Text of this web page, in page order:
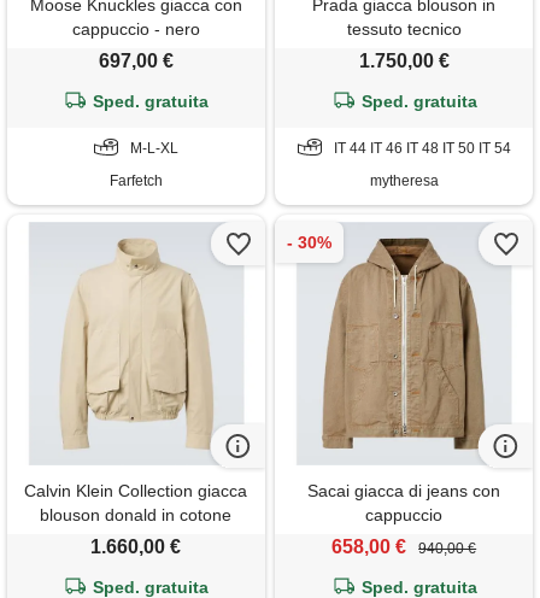
Moose Knuckles giacca con
cappuccio - nero
697,00 €
Sped. gratuita
M-L-XL
Farfetch
Prada giacca blouson in
tessuto tecnico
1.750,00 €
Sped. gratuita
IT 44 IT 46 IT 48 IT 50 IT 54
mytheresa
Calvin Klein Collection giacca
blouson donald in cotone
1.660,00 €
Sped. gratuita
Sacai giacca di jeans con
cappuccio
658,00 € 940,00 €
Sped. gratuita